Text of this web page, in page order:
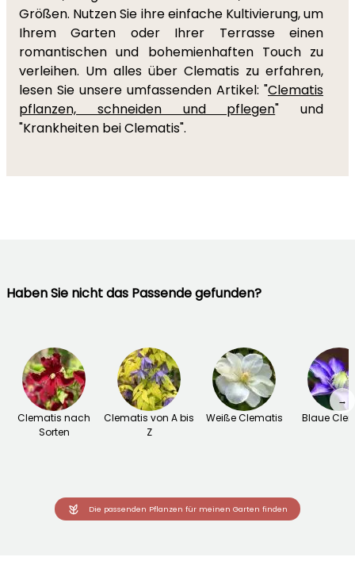
Größen. Nutzen Sie ihre einfache Kultivierung, um
Ihrem Garten oder Ihrer Terrasse einen
romantischen und bohemienhaften Touch zu
verleihen. Um alles über Clematis zu erfahren,
lesen Sie unsere umfassenden Artikel: "Clematis
pflanzen, schneiden und pflegen" und
"Krankheiten bei Clematis".
Haben Sie nicht das Passende gefunden?
Clematis nach
Sorten
Clematis von A bis
Z
Weiße Clematis Blaue
→
Die passenden Pflanzen für meinen Garten finden